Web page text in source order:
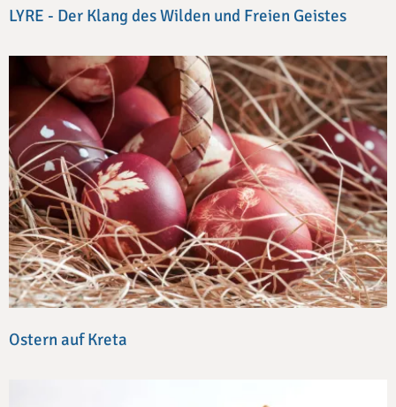
LYRE - Der Klang des Wilden und Freien Geistes
Ostern auf Kreta